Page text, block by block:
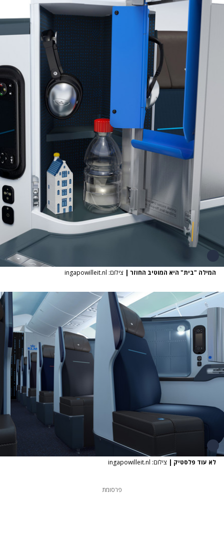
המילה "בית" היא המוטיב החוזר | צילום: ingapowilleit.nl
לא עוד פלסטיק | צילום: ingapowilleit.nl
פרסומת